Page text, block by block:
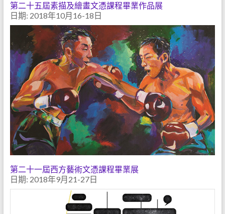
第二十五屆素描及繪畫文憑課程畢業作品展
日期: 2018年10月16-18日
第二十一屆西方藝術文憑課程畢業展
日期: 2018年9月21-27日